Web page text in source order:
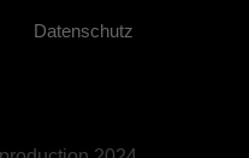
Datenschutz